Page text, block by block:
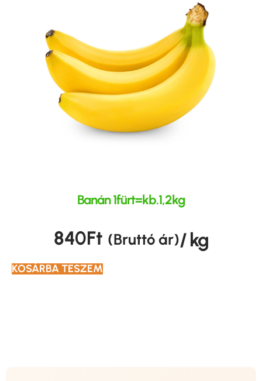
Banán 1fürt=kb.1,2kg
840Ft (Bruttó ár)/ kg
KOSÁRBA TESZEM